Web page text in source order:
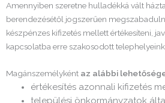
Amennyiben szeretne hulladékká vált
berendezésétől jogszerűen
készpénzes kifizetés mellett értékesíteni,
kapcsolatba erre szakosodott
Magánszemélyként az alábbi
értékesítés azonnali kifizetés
települési önkormányzatok